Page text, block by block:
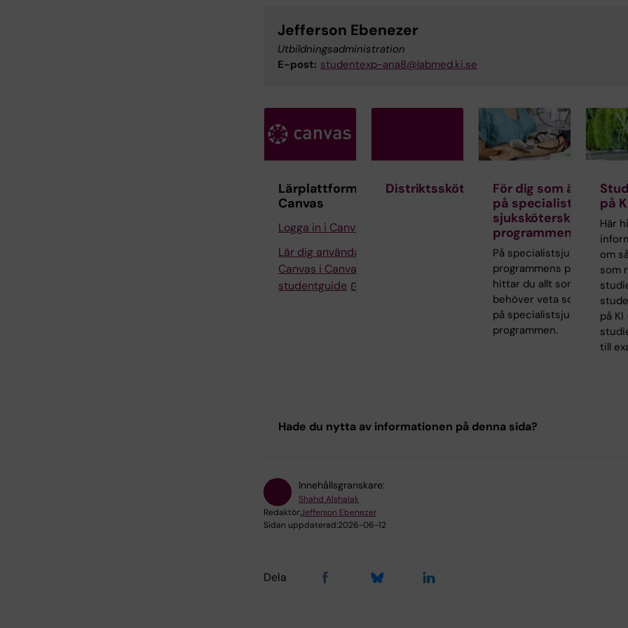
Jefferson Ebenezer
Utbildningsadministration
E-post: studentexp-ana8@labmed.ki.se
Lärplattformen
Canvas
Logga in i Canvas
Lär dig använda
Canvas i Canvas
studentguide
DistriktssköterskaFör dig som är
på specialist­
sjuksköterske­
programmen
På specialist­sjuksköterske­
programmens
hittar du allt som du
behöver veta som student
på
programmen.
på
Här
om
som
på
till
Hade du nytta av informationen på denna sida?
Innehållsgranskare:
Shahd Alshalak
Redaktör:Jefferson Ebenezer
Sidan uppdaterad:2026-06-12
Dela